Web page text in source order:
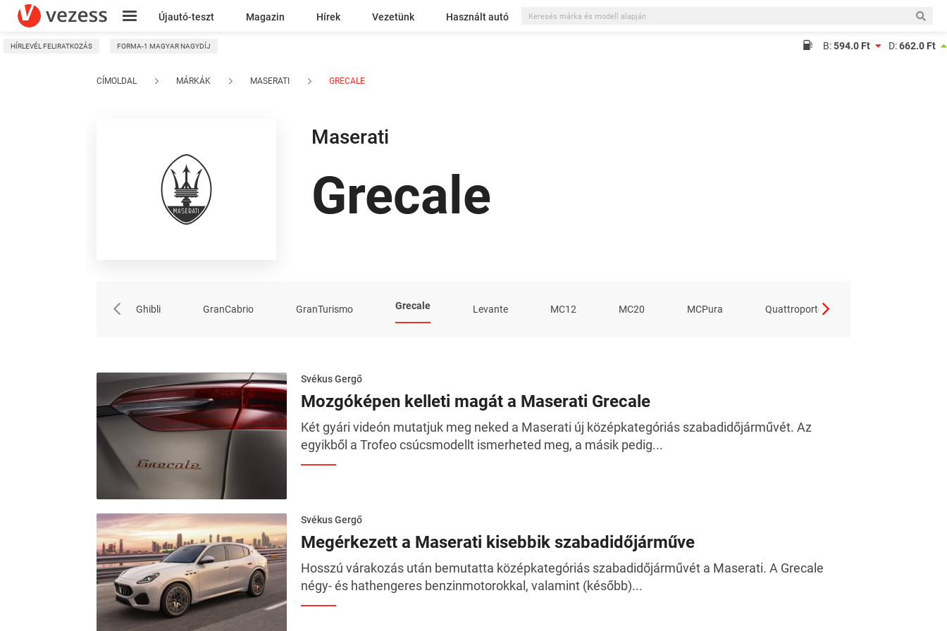
Újautó-teszt Magazin Hírek Vezetünk Használt autó
Kresz
HÍRLEVÉL FELIRATKOZÁS FORMA-1 MAGYAR NAGYDÍJ B:594.0 Ft D:662.0 Ft
CÍMOLDAL MÁRKÁK MASERATI GRECALE
Maserati
Grecale
Ghibli GranCabrio GranTurismo Grecale Levante MC12 MC20 MCPura Quattroporte
Svékus Gergő
Mozgóképen kelleti magát a Maserati Grecale
Két gyári videón mutatjuk meg neked a Maserati új középkategóriás szabadidőjárművét. Az
egyikből a Trofeo csúcsmodellt ismerheted meg, a másik pedig...
Svékus Gergő
Megérkezett a Maserati kisebbik szabadidőjárműve
Hosszú várakozás után bemutatta középkategóriás szabadidőjárművét a Maserati. A Grecale
négy- és hathengeres benzinmotorokkal, valamint (később)...